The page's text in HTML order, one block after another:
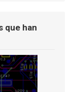
que han